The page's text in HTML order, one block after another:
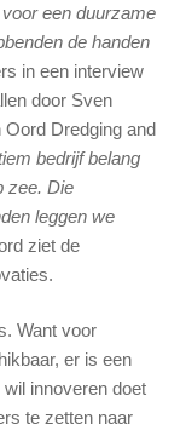
een duurzame
de handen
in een interview
door Sven
Dredging and
bedrijf belang
zee. Die
leggen we
ziet de
Want voor
er is een
innoveren doet
te zetten naar